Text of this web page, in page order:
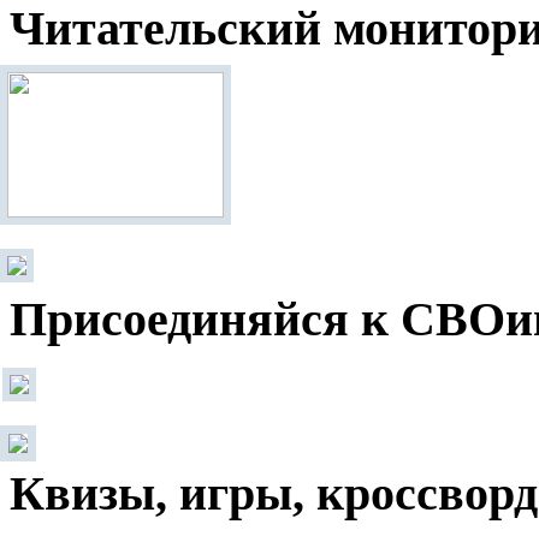
Читательский
Присоединяйся к
Квизы, игры,